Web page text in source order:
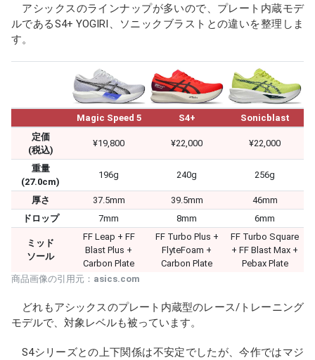
アシックスのラインナップが多いので、プレート内蔵モデ
ルであるS4+ YOGIRI、ソニックブラストとの違いを整理しま
す。
Magic Speed 5 S4+
Sonicblast
定価
(税込)
¥19,800 ¥22,000 ¥22,000
重量
(27.0cm)
196g 240g 256g
厚さ 37.5mm 39.5mm
46mm
ドロップ
7mm 8mm 6mm
ミッド
ソール
FF Leap + FF
Blast Plus +
Carbon Plate
FF Turbo Plus +
FlyteFoam +
Carbon Plate
FF Turbo Square
+ FF Blast Max +
Pebax Plate
商品画像の引用元： asics.com
どれもアシックスのプレート内蔵型のレース/トレーニング
モデルで、対象レベルも被っています。
S4シリーズとの上下関係は不安定でしたが、今作ではマジ